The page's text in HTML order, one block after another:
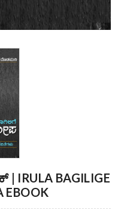
| IRULA BAGILIGE
EBOOK